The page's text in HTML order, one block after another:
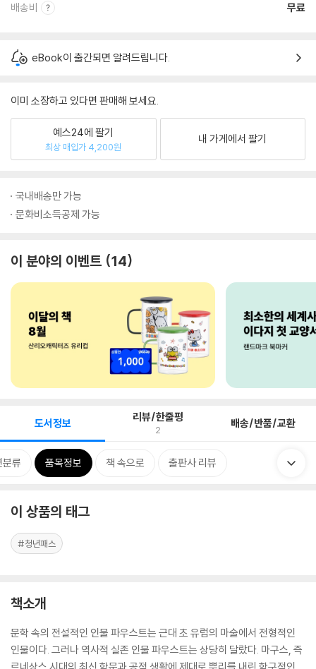
배송비 무료
eBook이 출간되면 알려드립니다.
이미 소장하고 있다면 판매해 보세요.
예스24에 팔기
최상 매입가 4,200원
내 가게에서 팔기
국내배송만 가능
문화비소득공제 가능
이 분야의 이벤트 14
도서정보 리뷰/한줄평
2 배송/반품/교환
분류 품목정보 책 속으로 출판사 리뷰
이 상품의 태그
#청년패스
책소개
문학 속의 전설적인 인물 파우스트는 근대 초 유럽의 마술에서 전형적인
인물이다. 그러나 역사적 실존 인물 파우스트는 상당히 달랐다. 마구스, 즉